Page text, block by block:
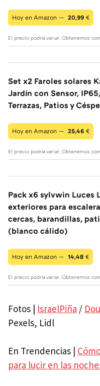
Hoy en Amazon — 20,99 €
El precio podría variar. Obtenemos
Set x2 Faroles solares
Jardín con Sensor,
Terrazas, Patios y
Hoy en Amazon — 25,46 €
El precio podría variar. Obtenemos
Pack x6 sylvwin Luces
exteriores para
cercas, barandillas,
(blanco cálido)
Hoy en Amazon — 14,48 €
El precio podría variar. Obtenemos
Fotos | IsraelPiña /
Pexels, Lidl
En Trendencias |
para lucir en las